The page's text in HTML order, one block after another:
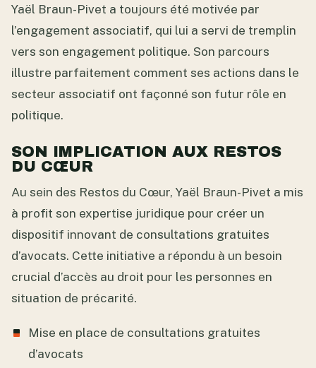
Yaël Braun-Pivet a toujours été motivée par
l’engagement associatif, qui lui a servi de tremplin
vers son engagement politique. Son parcours
illustre parfaitement comment ses actions dans le
secteur associatif ont façonné son futur rôle en
politique.
SON IMPLICATION AUX RESTOS
DU CŒUR
Au sein des Restos du Cœur, Yaël Braun-Pivet a mis
à profit son expertise juridique pour créer un
dispositif innovant de consultations gratuites
d’avocats. Cette initiative a répondu à un besoin
crucial d’accès au droit pour les personnes en
situation de précarité.
Mise en place de consultations gratuites
d’avocats